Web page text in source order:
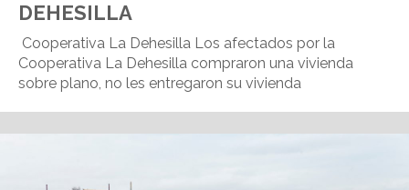
DEHESILLA
Cooperativa La Dehesilla Los afectados por la
Cooperativa La Dehesilla compraron una vivienda
sobre plano, no les entregaron su vivienda